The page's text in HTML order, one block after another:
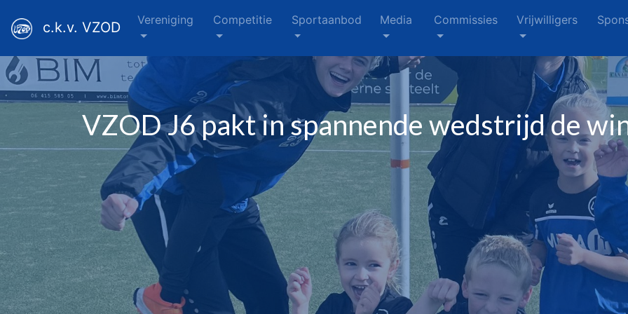
c.k.v. VZOD Vereniging Competitie Sportaanbod Media Commissies Vrijwilligers
VZOD J6 pakt in spannende wedstrijd de